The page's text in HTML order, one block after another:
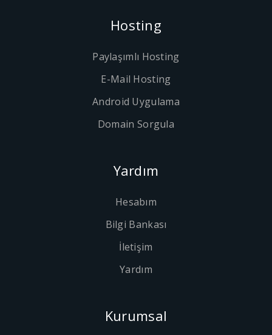
Hosting
Paylaşımlı Hosting
E-Mail Hosting
Android Uygulama
Domain Sorgula
Yardım
Hesabım
Bilgi Bankası
İletişim
Yardım
Kurumsal